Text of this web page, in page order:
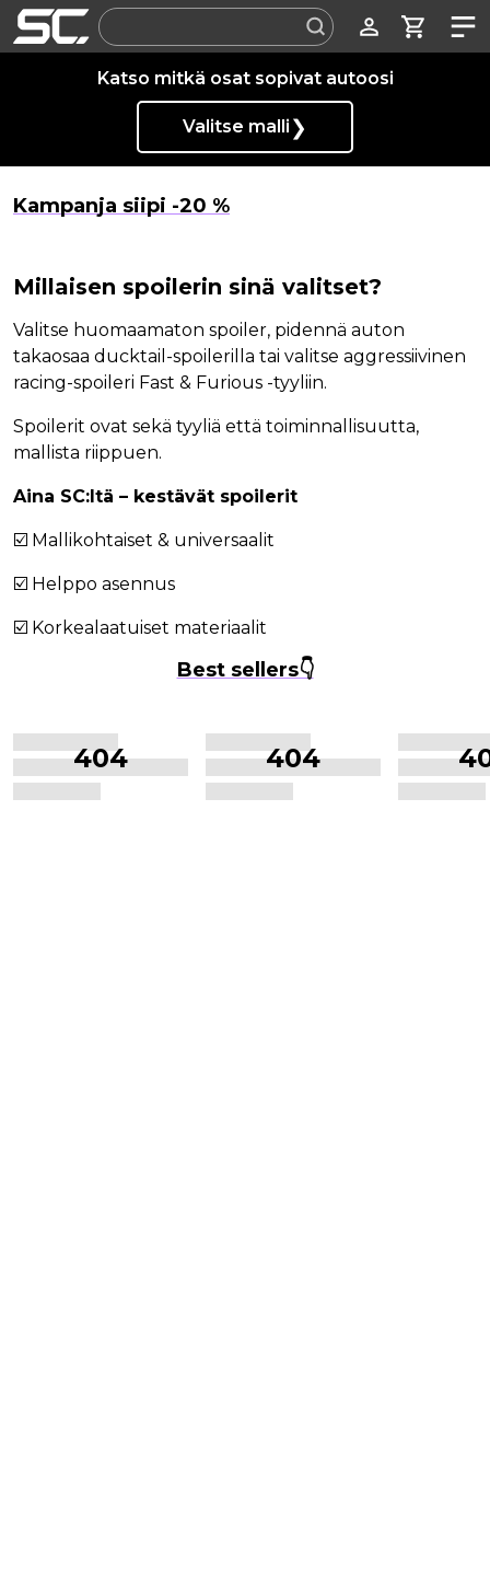
Label
Katso mitkä osat sopivat autoosi
Valitse malli ❯
Kampanja siipi -20 %
Millaisen spoilerin sinä valitset?
Valitse huomaamaton spoiler, pidennä auton
takaosaa ducktail-spoilerilla tai valitse aggressiivinen
racing-spoileri Fast & Furious -tyyliin.
Spoilerit ovat sekä tyyliä että toiminnallisuutta,
mallista riippuen.
Aina SC:ltä – kestävät spoilerit
☑️ Mallikohtaiset & universaalit
☑️ Helppo asennus
☑️ Korkealaatuiset materiaalit
Best sellers👇
404 404